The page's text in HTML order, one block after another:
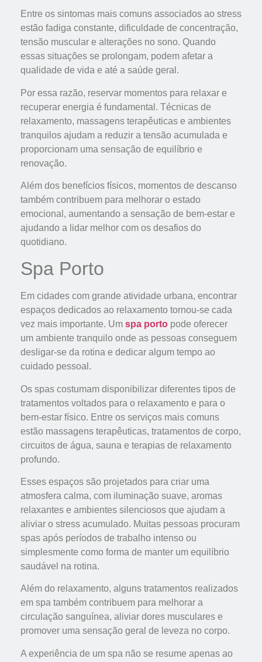
Entre os sintomas mais comuns associados ao stress
estão fadiga constante, dificuldade de concentração,
tensão muscular e alterações no sono. Quando
essas situações se prolongam, podem afetar a
qualidade de vida e até a saúde geral.
Por essa razão, reservar momentos para relaxar e
recuperar energia é fundamental. Técnicas de
relaxamento, massagens terapêuticas e ambientes
tranquilos ajudam a reduzir a tensão acumulada e
proporcionam uma sensação de equilíbrio e
renovação.
Além dos benefícios físicos, momentos de descanso
também contribuem para melhorar o estado
emocional, aumentando a sensação de bem-estar e
ajudando a lidar melhor com os desafios do
quotidiano.
Spa Porto
Em cidades com grande atividade urbana, encontrar
espaços dedicados ao relaxamento tornou-se cada
vez mais importante. Um spa porto pode oferecer
um ambiente tranquilo onde as pessoas conseguem
desligar-se da rotina e dedicar algum tempo ao
cuidado pessoal.
Os spas costumam disponibilizar diferentes tipos de
tratamentos voltados para o relaxamento e para o
bem-estar físico. Entre os serviços mais comuns
estão massagens terapêuticas, tratamentos de corpo,
circuitos de água, sauna e terapias de relaxamento
profundo.
Esses espaços são projetados para criar uma
atmosfera calma, com iluminação suave, aromas
relaxantes e ambientes silenciosos que ajudam a
aliviar o stress acumulado. Muitas pessoas procuram
spas após períodos de trabalho intenso ou
simplesmente como forma de manter um equilíbrio
saudável na rotina.
Além do relaxamento, alguns tratamentos realizados
em spa também contribuem para melhorar a
circulação sanguínea, aliviar dores musculares e
promover uma sensação geral de leveza no corpo.
A experiência de um spa não se resume apenas ao